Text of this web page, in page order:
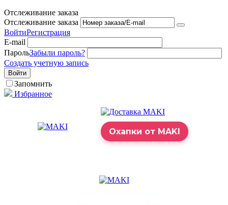
Отслеживание заказа
Отслеживание заказа
ВойтиРегистрация
E-mail
ПарольЗабыли пароль?
Создать учетную запись
Войти
Запомнить
Избранное
Охапки от MAKI